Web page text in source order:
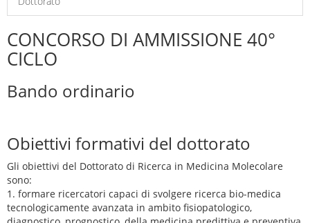
CONCORSO DI AMMISSIONE 40°
CICLO
Bando ordinario
Obiettivi formativi del dottorato
Gli obiettivi del Dottorato di Ricerca in Medicina Molecolare
sono:
1. formare ricercatori capaci di svolgere ricerca bio-medica
tecnologicamente avanzata in ambito fisiopatologico,